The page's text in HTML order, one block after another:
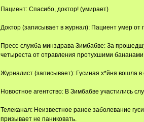
Пациент: Спасибо, доктор! (умирает)
Доктор (записывает в журнал): Пациент умер от
Пресс-служба минздрава Зимбабве: За
четыреста от отравления протухшими бананами
Журналист (записывает): Гусиная х*йня вошла
Новостное агентство: В Зимбабве участились
Телеканал: Неизвестное ранее заболевание
призывает не паниковать.